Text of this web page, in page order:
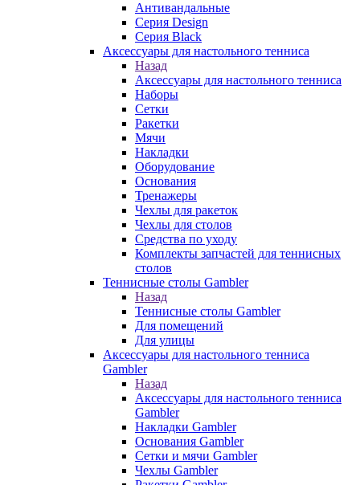
Антивандальные
Серия Design
Серия Black
Аксессуары для настольного тенниса
Назад
Аксессуары для настольного тенниса
Наборы
Сетки
Ракетки
Мячи
Накладки
Оборудование
Основания
Тренажеры
Чехлы для ракеток
Чехлы для столов
Средства по уходу
Комплекты запчастей для теннисных
столов
Теннисные столы Gambler
Назад
Теннисные столы Gambler
Для помещений
Для улицы
Аксессуары для настольного тенниса
Gambler
Назад
Аксессуары для настольного тенниса
Gambler
Накладки Gambler
Основания Gambler
Сетки и мячи Gambler
Чехлы Gambler